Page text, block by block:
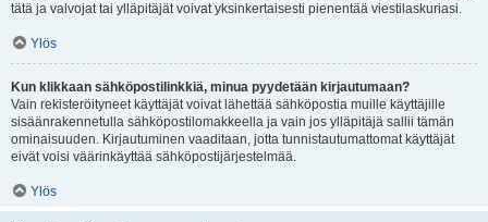
tätä ja valvojat tai ylläpitäjät voivat yksinkertaisesti pienentää viestilaskuriasi.
Ylös
Kun klikkaan sähköpostilinkkiä, minua pyydetään kirjautumaan?
Vain rekisteröityneet käyttäjät voivat lähettää sähköpostia muille käyttäjille
sisäänrakennetulla sähköpostilomakkeella ja vain jos ylläpitäjä sallii tämän
ominaisuuden. Kirjautuminen vaaditaan, jotta tunnistautumattomat käyttäjät
eivät voisi väärinkäyttää sähköpostijärjestelmää.
Ylös